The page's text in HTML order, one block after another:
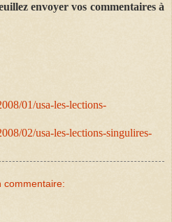
envoyer vos commentaires à
01/usa-les-lections-
02/usa-les-lections-singulires-
commentaire: